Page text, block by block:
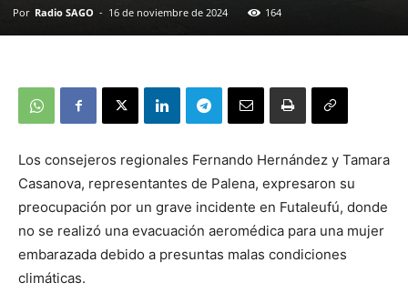
Por Radio SAGO - 16 de noviembre de 2024 164
Los consejeros regionales Fernando Hernández y Tamara
Casanova, representantes de Palena, expresaron su
preocupación por un grave incidente en Futaleufú, donde
no se realizó una evacuación aeromédica para una mujer
embarazada debido a presuntas malas condiciones
climáticas.